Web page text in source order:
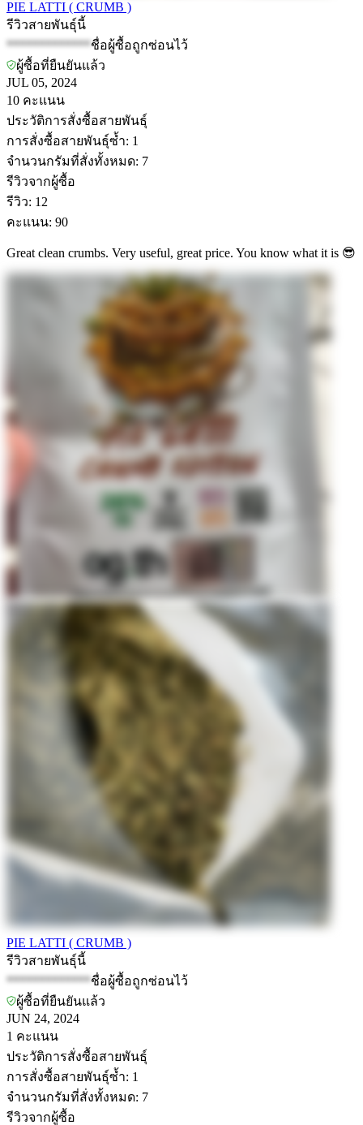
PIE LATTI ( CRUMB )
รีวิวสายพันธุ์นี้
*************ชื่อผู้ซื้อถูกซ่อนไว้
ผู้ซื้อที่ยืนยันแล้ว
JUL 05, 2024
10 คะแนน
ประวัติการสั่งซื้อสายพันธุ์
การสั่งซื้อสายพันธุ์ซ้ำ: 1
จำนวนกรัมที่สั่งทั้งหมด: 7
รีวิวจากผู้ซื้อ
รีวิว: 12
คะแนน: 90
Great clean crumbs. Very useful, great price. You know what it is 😎
PIE LATTI ( CRUMB )
รีวิวสายพันธุ์นี้
*************ชื่อผู้ซื้อถูกซ่อนไว้
ผู้ซื้อที่ยืนยันแล้ว
JUN 24, 2024
1 คะแนน
ประวัติการสั่งซื้อสายพันธุ์
การสั่งซื้อสายพันธุ์ซ้ำ: 1
จำนวนกรัมที่สั่งทั้งหมด: 7
รีวิวจากผู้ซื้อ